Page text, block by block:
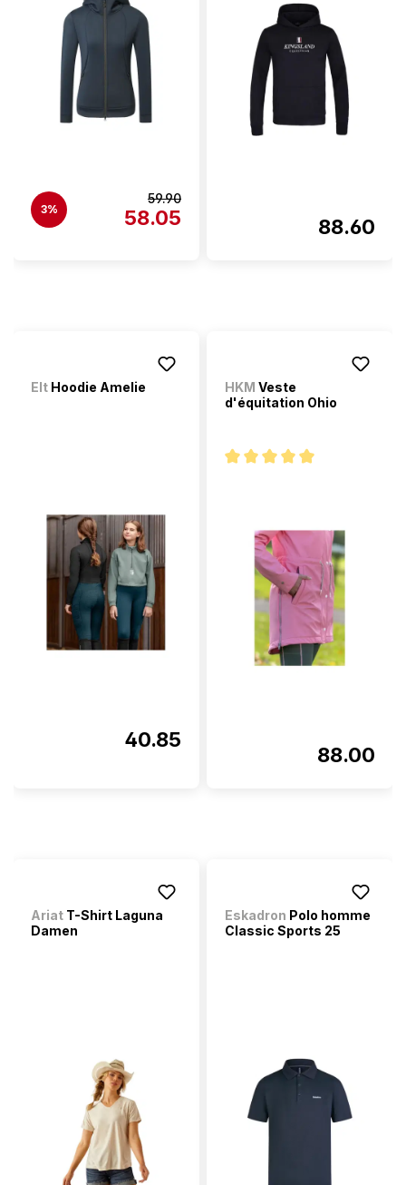
3%
59.90
58.05 88.60
Elt Hoodie Amelie
40.85
HKM Veste
d'équitation Ohio
88.00
Ariat T-Shirt Laguna
Damen
Eskadron Polo homme
Classic Sports 25